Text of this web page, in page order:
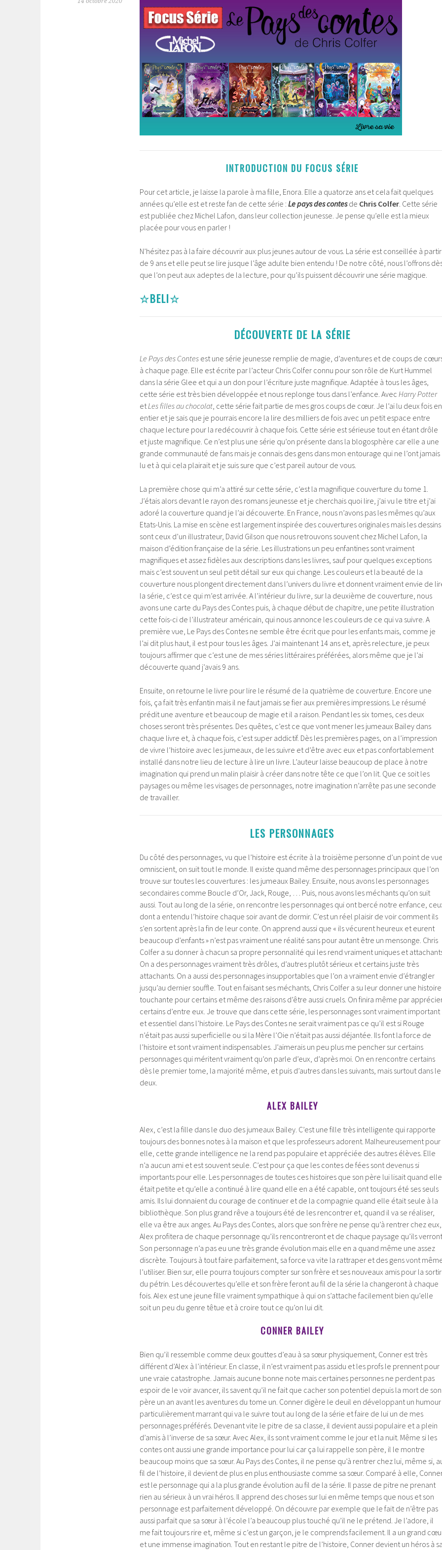
INTRODUCTION DU FOCUS SÉRIE
Pour cet article, je laisse la parole à ma fille, Enora. Elle a quatorze ans et cela fait quelques
années qu’elle est et reste fan de cette série : Le pays des contesde Chris Colfer . Cette série
est publiée chez Michel Lafon, dans leur collection jeunesse. Je pense qu’elle est la mieux
placée pour vous en parler !
N’hésitez pas à la faire découvrir aux plus jeunes autour de vous. La série est conseillée à partir
de 9 ans et elle peut se lire jusque l’âge adulte bien entendu ! De notre côté, nous l’offrons
que l’on peut aux adeptes de la lecture, pour qu’ils puissent découvrir une série magique.
☆BELI☆
DÉCOUVERTE DE LA SÉRIE
Le Pays des Contes est une série jeunesse remplie de magie, d’aventures et de coups de
à chaque page. Elle est écrite par l’acteur Chris Colfer connu pour son rôle de Kurt Hummel
dans la série Glee et qui a un don pour l’écriture juste magnifique. Adaptée à tous les âges,
cette série est très bien développée et nous replonge tous dans l’enfance. Avec Harry Potter
et Les filles au chocolat , cette série fait partie de mes gros coups de cœur. Je l’ai lu deux fois en
entier et je sais que je pourrais encore la lire des milliers de fois avec un petit espace entre
chaque lecture pour la redécouvrir à chaque fois. Cette série est sérieuse tout en étant drôle
et juste magnifique. Ce n’est plus une série qu’on présente dans la blogosphère car elle a une
grande communauté de fans mais je connais des gens dans mon entourage qui ne l’ont jamais
lu et à qui cela plairait et je suis sure que c’est pareil autour de vous.
La première chose qui m’a attiré sur cette série, c’est la magnifique couverture du tome 1.
J’étais alors devant le rayon des romans jeunesse et je cherchais quoi lire, j’ai vu le titre et j’ai
adoré la couverture quand je l’ai découverte. En France, nous n’avons pas les mêmes qu’aux
Etats-Unis. La mise en scène est largement inspirée des couvertures originales mais les dessins
sont ceux d’un illustrateur, David Gilson que nous retrouvons souvent chez Michel Lafon, la
maison d’édition française de la série. Les illustrations un peu enfantines sont vraiment
magnifiques et assez fidèles aux descriptions dans les livres, sauf pour quelques exceptions
mais c’est souvent un seul petit détail sur eux qui change. Les couleurs et la beauté de la
couverture nous plongent directement dans l’univers du livre et donnent vraiment envie de
la série, c’est ce qui m’est arrivée. A l’intérieur du livre, sur la deuxième de couverture, nous
avons une carte du Pays des Contes puis, à chaque début de chapitre, une petite illustration
cette fois-ci de l’illustrateur américain, qui nous annonce les couleurs de ce qui va suivre. A
première vue, Le Pays des Contes ne semble être écrit que pour les enfants mais, comme je
l’ai dit plus haut, il est pour tous les âges. J’ai maintenant 14 ans et, après relecture, je peux
toujours affirmer que c’est une de mes séries littéraires préférées, alors même que je l’ai
découverte quand j’avais 9 ans.
Ensuite, on retourne le livre pour lire le résumé de la quatrième de couverture. Encore une
fois, ça fait très enfantin mais il ne faut jamais se fier aux premières impressions. Le résumé
prédit une aventure et beaucoup de magie et il a raison. Pendant les six tomes, ces deux
choses seront très présentes. Des quêtes, c’est ce que vont mener les jumeaux Bailey dans
chaque livre et, à chaque fois, c’est super addictif. Dès les premières pages, on a l’impression
de vivre l’histoire avec les jumeaux, de les suivre et d’être avec eux et pas confortablement
installé dans notre lieu de lecture à lire un livre. L’auteur laisse beaucoup de place à notre
imagination qui prend un malin plaisir à créer dans notre tête ce que l’on lit. Que ce soit les
paysages ou même les visages de personnages, notre imagination n’arrête pas une seconde
de travailler.
LES PERSONNAGES
Du côté des personnages, vu que l’histoire est écrite à la troisième personne d’un point de
omniscient, on suit tout le monde. Il existe quand même des personnages principaux que l’on
trouve sur toutes les couvertures : les jumeaux Bailey. Ensuite, nous avons les personnages
secondaires comme Boucle d’Or, Jack, Rouge, … Puis, nous avons les méchants qu’on suit
aussi. Tout au long de la série, on rencontre les personnages qui ont bercé notre enfance,
dont a entendu l’histoire chaque soir avant de dormir. C’est un réel plaisir de voir comment ils
s’en sortent après la fin de leur conte. On apprend aussi que « ils vécurent heureux et eurent
beaucoup d’enfants » n’est pas vraiment une réalité sans pour autant être un mensonge. Chris
Colfer a su donner à chacun sa propre personnalité qui les rend vraiment uniques et
On a des personnages vraiment très drôles, d’autres plutôt sérieux et certains juste très
attachants. On a aussi des personnages insupportables que l’on a vraiment envie d’étrangler
jusqu’au dernier souffle. Tout en faisant ses méchants, Chris Colfer a su leur donner une histoire
touchante pour certains et même des raisons d’être aussi cruels. On finira même par
certains d’entre eux. Je trouve que dans cette série, les personnages sont vraiment important
et essentiel dans l’histoire. Le Pays des Contes ne serait vraiment pas ce qu’il est si Rouge
n’était pas aussi superficielle ou si la Mère l’Oie n’était pas aussi déjantée. Ils font la force de
l’histoire et sont vraiment indispensables. J’aimerais un peu plus me pencher sur certains
personnages qui méritent vraiment qu’on parle d’eux, d’après moi. On en rencontre certains
dès le premier tome, la majorité même, et puis d’autres dans les suivants, mais surtout dans le
deux.
ALEX BAILEY
Alex, c’est la fille dans le duo des jumeaux Bailey. C’est une fille très intelligente qui rapporte
toujours des bonnes notes à la maison et que les professeurs adorent. Malheureusement pour
elle, cette grande intelligence ne la rend pas populaire et appréciée des autres élèves. Elle
n’a aucun ami et est souvent seule. C’est pour ça que les contes de fées sont devenus si
importants pour elle. Les personnages de toutes ces histoires que son père lui lisait quand elle
était petite et qu’elle a continué à lire quand elle en a été capable, ont toujours été ses seuls
amis. Ils lui donnaient du courage de continuer et de la compagnie quand elle était seule à la
bibliothèque. Son plus grand rêve a toujours été de les rencontrer et, quand il va se réaliser,
elle va être aux anges. Au Pays des Contes, alors que son frère ne pense qu’à rentrer chez eux,
Alex profitera de chaque personnage qu’ils rencontreront et de chaque paysage qu’ils
Son personnage n’a pas eu une très grande évolution mais elle en a quand même une assez
discrète. Toujours à tout faire parfaitement, sa force va vite la rattraper et des gens vont
l’utiliser. Bien sur, elle pourra toujours compter sur son frère et ses nouveaux amis pour la sortir
du pétrin. Les découvertes qu’elle et son frère feront au fil de la série la changeront à chaque
fois. Alex est une jeune fille vraiment sympathique à qui on s’attache facilement bien qu’elle
soit un peu du genre têtue et à croire tout ce qu’on lui dit.
CONNER BAILEY
Bien qu’il ressemble comme deux gouttes d’eau à sa sœur physiquement, Conner est très
différent d’Alex à l’intérieur. En classe, il n’est vraiment pas assidu et les profs le prennent pour
une vraie catastrophe. Jamais aucune bonne note mais certaines personnes ne perdent pas
espoir de le voir avancer, ils savent qu’il ne fait que cacher son potentiel depuis la mort de son
père un an avant les aventures du tome un. Conner digère le deuil en développant un humour
particulièrement marrant qui va le suivre tout au long de la série et faire de lui un de mes
personnages préférés. Devenant vite le pitre de sa classe, il devient aussi populaire et a plein
d’amis à l’inverse de sa sœur. Avec Alex, ils sont vraiment comme le jour et la nuit. Même si les
contes ont aussi une grande importance pour lui car ça lui rappelle son père, il le montre
beaucoup moins que sa sœur. Au Pays des Contes, il ne pense qu’à rentrer chez lui, même si,
fil de l’histoire, il devient de plus en plus enthousiaste comme sa sœur. Comparé à elle,
est le personnage qui a la plus grande évolution au fil de la série. Il passe de pitre ne prenant
rien au sérieux à un vrai héros. Il apprend des choses sur lui en même temps que nous et son
personnage est parfaitement développé. On découvre par exemple que le fait de n’être pas
aussi parfait que sa sœur à l’école l’a beaucoup plus touché qu’il ne le prétend. Je l’adore, il
me fait toujours rire et, même si c’est un garçon, je le comprends facilement. Il a un grand
et une immense imagination. Tout en restant le pitre de l’histoire, Conner devient un héros à